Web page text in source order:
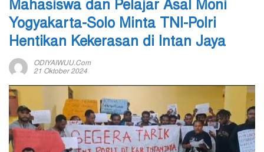
Mahasiswa dan Pelajar Asal Moni
Yogyakarta-Solo Minta TNI-Polri
Hentikan Kekerasan di Intan Jaya
ODIYAIWUU.com
21 Oktober 2024